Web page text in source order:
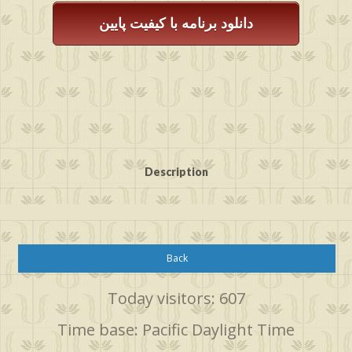
دانلود برنامه با کیفیت پایین
Description
Back
Today visitors: 607
Time base: Pacific Daylight Time